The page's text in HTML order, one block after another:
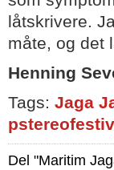
låtskrivere.
måte, og det
Henning
Tags: Jaga
Del "Maritim